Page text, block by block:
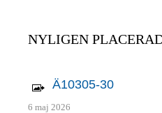
NYLIGEN
Ä10305-30
6 maj 2026